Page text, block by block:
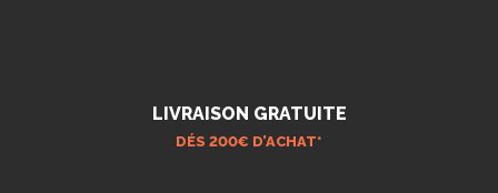
LIVRAISON GRATUITE
DÉS 200€ D’ACHAT*